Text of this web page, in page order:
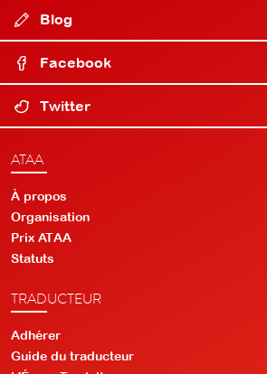
Blog
Facebook
Twitter
ATAA
À propos
Organisation
Prix ATAA
Statuts
TRADUCTEUR
Adhérer
Guide du traducteur